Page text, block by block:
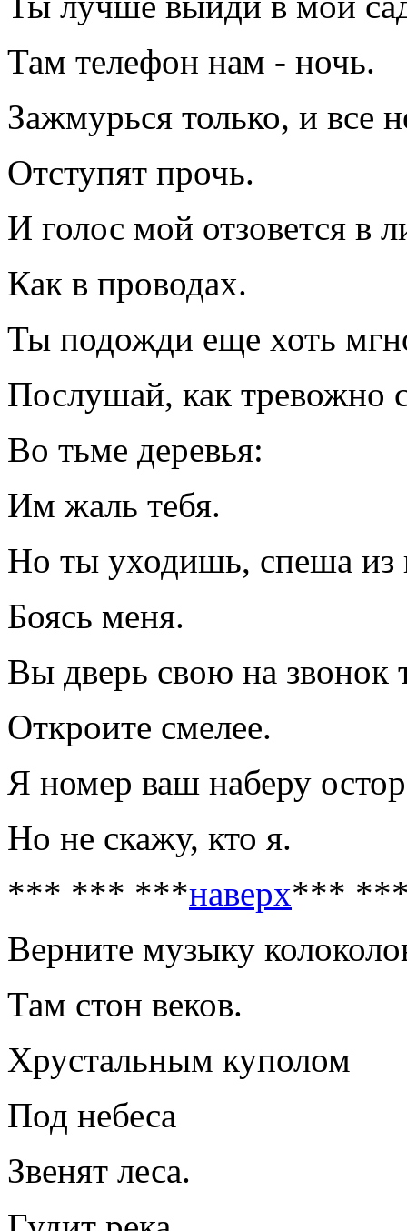
Там телефон нам - ночь.
Зажмурься только, и все
Отступят прочь.
И голос мой отзовется в
Как в проводах.
Ты подожди еще хоть
Послушай, как тревожно
Во тьме деревья:
Им жаль тебя.
Но ты уходишь, спеша из
Боясь меня.
Вы дверь свою на звонок
Откроите смелее.
Я номер ваш наберу
Но не скажу, кто я.
*** *** ***наверх***
Верните музыку
Там стон веков.
Хрустальным куполом
Под небеса
Звенят леса.